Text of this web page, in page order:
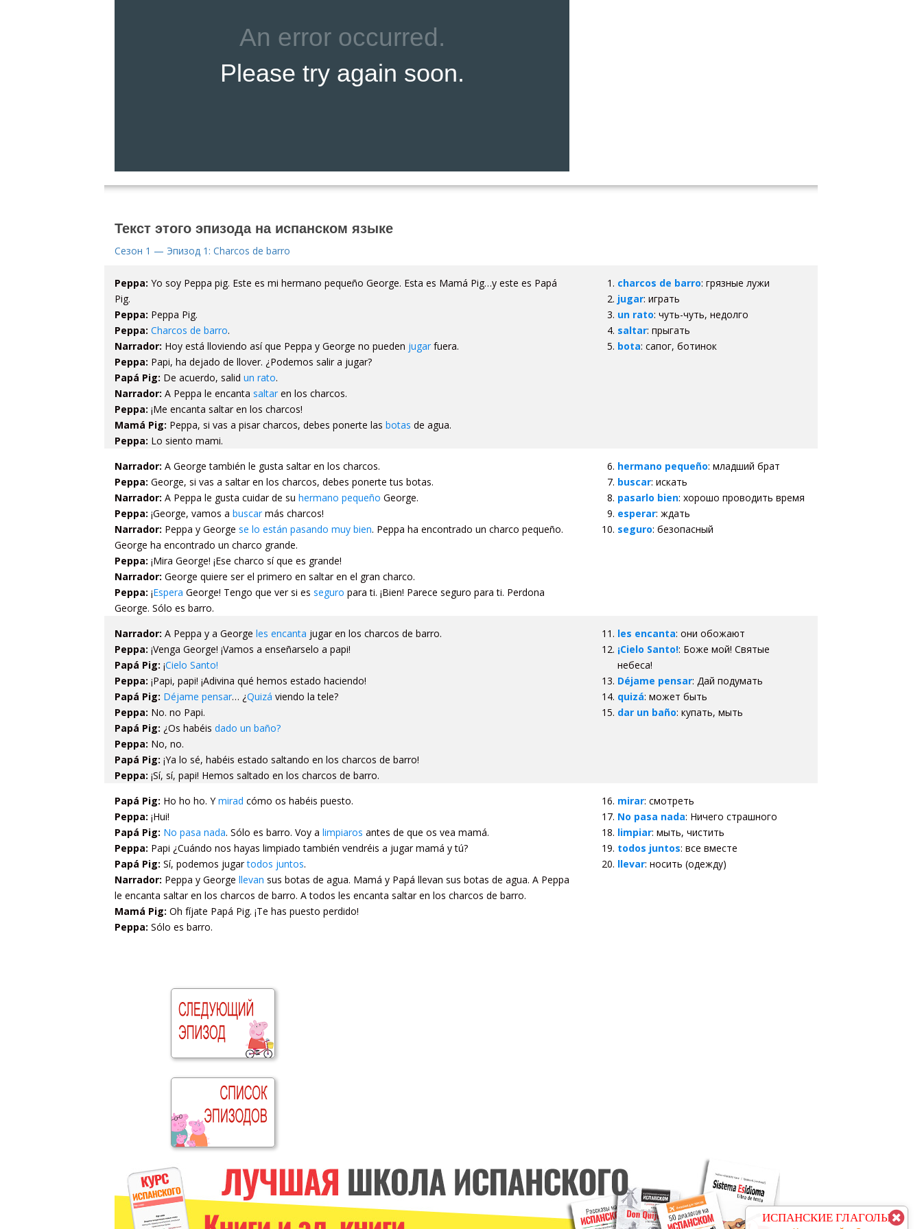
ИСПАНСКИЕ ГЛАГОЛЫ
КУРС С
ИСПАНСКИЕ ГЛАГОЛЫ
Текст этого эпизода на испанском языке
Сезон 1 — Эпизод 1: Charcos de barro
Peppa: Yo soy Peppa pig. Este es mi hermano pequeño George. Esta es Mamá Pig…y este es Papá
Pig.
Peppa: Peppa Pig.
Peppa: Charcos de barro.
Narrador: Hoy está lloviendo así que Peppa y George no pueden jugar fuera.
Peppa: Papi, ha dejado de llover. ¿Podemos salir a jugar?
Papá Pig: De acuerdo, salid un rato.
Narrador: A Peppa le encanta saltar en los charcos.
Peppa: ¡Me encanta saltar en los charcos!
Mamá Pig: Peppa, si vas a pisar charcos, debes ponerte las botas de agua.
Peppa: Lo siento mami.
charcos de barro: грязные лужи
jugar: играть
un rato: чуть-чуть, недолго
saltar: прыгать
bota: сапог, ботинок
Narrador: A George también le gusta saltar en los charcos.
Peppa: George, si vas a saltar en los charcos, debes ponerte tus botas.
Narrador: A Peppa le gusta cuidar de su hermano pequeño George.
Peppa: ¡George, vamos a buscarmás charcos!
Narrador: Peppa y George se lo están pasando muy bien. Peppa ha encontrado un charco pequeño.
George ha encontrado un charco grande.
Peppa: ¡Mira George! ¡Ese charco sí que es grande!
Narrador: George quiere ser el primero en saltar en el gran charco.
Peppa: ¡Espera George! Tengo que ver si es seguro para ti. ¡Bien! Parece seguro para ti. Perdona
George. Sólo es barro.
hermano pequeño: младший брат
buscar: искать
pasarlo bien: хорошо проводить время
esperar: ждать
seguro: безопасный
Narrador: A Peppa y a George les encanta jugar en los charcos de barro.
Peppa: ¡Venga George! ¡Vamos a enseñarselo a papi!
Papá Pig: ¡Cielo Santo!
Peppa: ¡Papi, papi! ¡Adivina qué hemos estado haciendo!
Papá Pig: Déjame pensar… ¿Quizá viendo la tele?
Peppa: No. no Papi.
Papá Pig: ¿Os habéis dado un baño?
Peppa: No, no.
Papá Pig: ¡Ya lo sé, habéis estado saltando en los charcos de barro!
Peppa: ¡Sí, sí, papi! Hemos saltado en los charcos de barro.
les encanta: они обожают
¡Cielo Santo!: Боже мой! Святые
небеса!
Déjame pensar: Дай подумать
quizá: может быть
dar un baño: купать, мыть
Papá Pig: Ho ho ho. Ymirad cómo os habéis puesto.
Peppa: ¡Hui!
Papá Pig: No pasa nada. Sólo es barro. Voy a limpiaros antes de que os vea mamá.
Peppa: Papi ¿Cuándo nos hayas limpiado también vendréis a jugar mamá y tú?
Papá Pig: Sí, podemos jugartodos juntos.
Narrador: Peppa y George llevan sus botas de agua. Mamá y Papá llevan sus botas de agua. A Peppa
le encanta saltar en los charcos de barro. A todos les encanta saltar en los charcos de barro.
Mamá Pig: Oh fíjate Papá Pig. ¡Te has puesto perdido!
Peppa: Sólo es barro.
mirar: смотреть
No pasa nada: Ничего страшного
limpiar: мыть, чистить
todos juntos: все вместе
llevar: носить (одежду)